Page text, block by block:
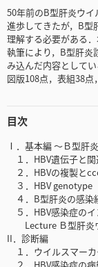
50年前のB型肝炎ウ
進歩してきたが，B型
理解する必要がある
執筆により，B型肝炎
み込んだ内容として
図版108点，表組38点
目次
Ⅰ．基本編 ～Ｂ型肝
１．HBV遺伝子と
２．HBVの複製と
３．HBV genotype
４．B型肝炎の感染
５．HBV感染症のイ
Lecture Ｂ型肝炎
II．診断編
１．ウイルスマー